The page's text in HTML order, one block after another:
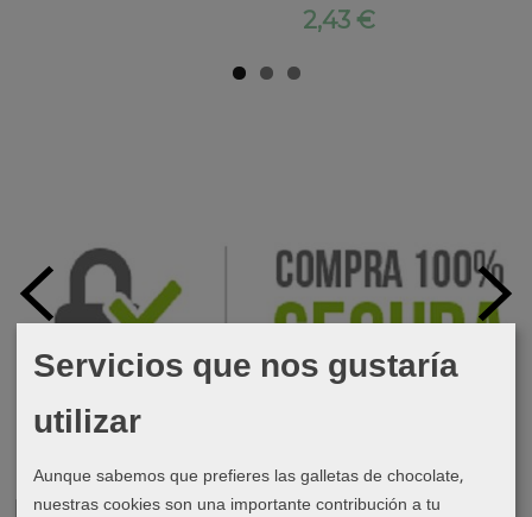
Marcas
2,43 €
Servicios que nos gustaría
utilizar
Aunque sabemos que prefieres las galletas de chocolate,
nuestras cookies son una importante contribución a tu